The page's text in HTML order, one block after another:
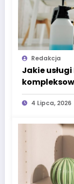
Redakcja
Jakie
przed
4 Lipca, 2026